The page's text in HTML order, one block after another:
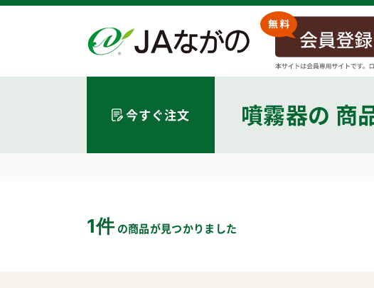
今すぐ注文 噴霧器の 商
1件 の商品が見つかりました